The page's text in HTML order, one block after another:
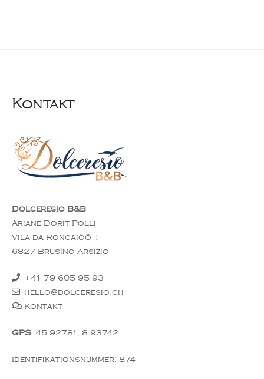
Kontakt
Dolceresio B&B
Ariane Dorit Polli
Vila da Roncaiöö 1
6827 Brusino Arsizio
+41 79 605 95 93
hello@dolceresio.ch
Kontakt
GPS: 45.92781, 8.93742
Identifikationsnummer: 874